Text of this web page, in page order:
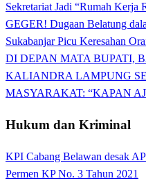
Sekretariat Jadi “Rumah Kerja
GEGER! Dugaan Belatung
Sukabanjar Picu Keresahan
DI DEPAN MATA BUPATI,
KALIANDRA LAMPUNG
MASYARAKAT: “KAPAN
Hukum dan Kriminal
KPI Cabang Belawan desak
Permen KP No. 3 Tahun 2021